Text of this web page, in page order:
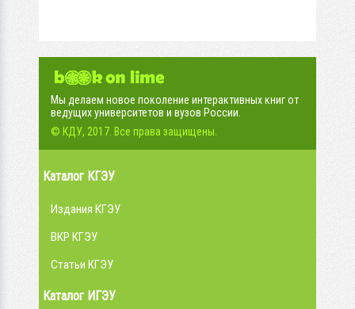
Мы делаем новое поколение интерактивных книг от
ведущих университетов и вузов России.
© КДУ, 2017. Все права защищены.
Каталог КГЭУ
Издания КГЭУ
ВКР КГЭУ
Статьи КГЭУ
Каталог ИГЭУ